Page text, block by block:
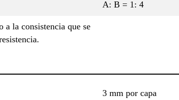
A: B = 1: 4
a la consistencia que se
3 mm por capa